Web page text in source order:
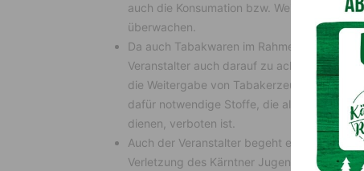
auch die Konsumation bzw. Weitergabe von
überwachen.
Da auch Tabakwaren im Rahmen von
Veranstalter auch darauf zu achten, dass
die Weitergabe von Tabakerzeugnissen,
dafür notwendige Stoffe, die als
dienen, verboten ist.
Auch der Veranstalter begeht eine
Verletzung des Kärntner